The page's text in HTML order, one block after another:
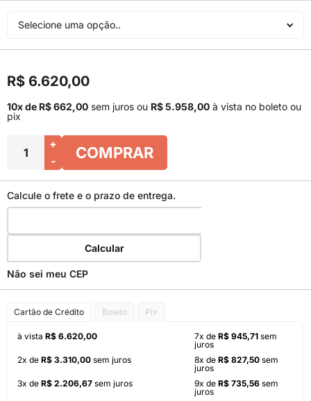
Selecione uma opção..
R$ 6.620,00
10x de R$ 662,00 sem juros ou R$ 5.958,00 à vista no boleto ou
pix
+
-
COMPRAR
Calcule o frete e o prazo de entrega.
Calcular
Não sei meu CEP
Cartão de Crédito Boleto Pix
à vista R$ 6.620,00
2x de R$ 3.310,00 sem juros
3x de R$ 2.206,67 sem juros
7x de R$ 945,71 sem
juros
8x de R$ 827,50 sem
juros
9x de R$ 735,56 sem
juros